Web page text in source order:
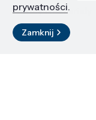
Zasoby i materiały
Kontakt
prywatności.
Zamknij